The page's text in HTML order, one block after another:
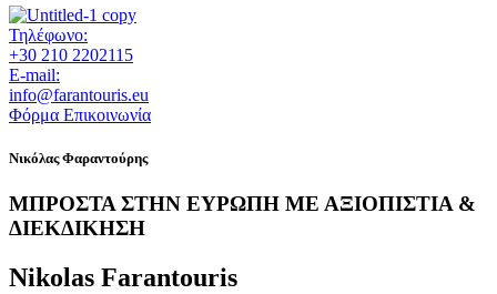
Τηλέφωνο:
+30 210 2202115
E-mail:
info@farantouris.eu
Φόρμα Επικοινωνία
Νικόλας Φαραντούρης
ΜΠΡΟΣΤΑ ΣΤΗΝ ΕΥΡΩΠΗ ΜΕ ΑΞΙΟΠΙΣΤΙΑ &
ΔΙΕΚΔΙΚΗΣΗ
Nikolas Farantouris